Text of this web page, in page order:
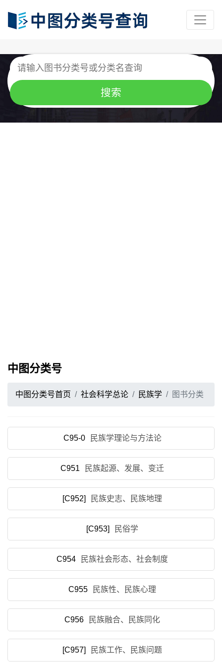
中图分类号
中图分类号首页 社会科学总论 民族学 图书分类
C95-0 民族学理论与方法论
C951 民族起源、发展、变迁
[C952] 民族史志、民族地理
[C953] 民俗学
C954 民族社会形态、社会制度
C955 民族性、民族心理
C956 民族融合、民族同化
[C957] 民族工作、民族问题